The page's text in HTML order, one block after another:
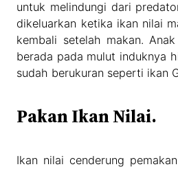
untuk melindungi dari
dikeluarkan ketika ikan nilai
kembali setelah makan.
berada pada mulut induknya
sudah berukuran seperti ikan
Pakan Ikan Nilai.
Ikan nilai cenderung